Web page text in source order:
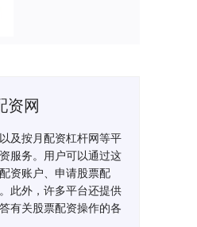
资网
及按月配资杠杆网等平
服务。用户可以通过这
资账户、申请股票配
此外，许多平台还提供
有关股票配资操作的各